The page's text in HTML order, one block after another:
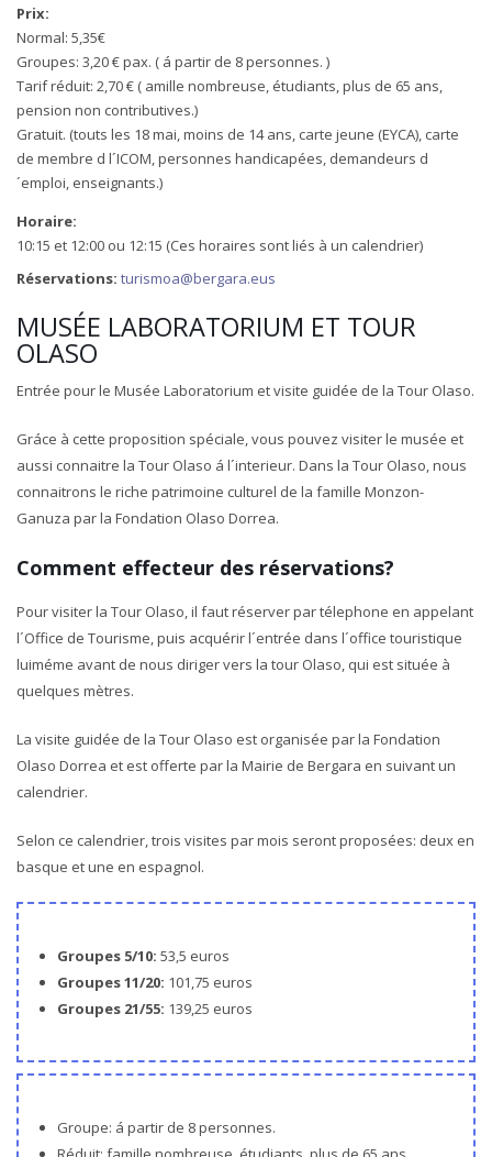
Prix:
Normal: 5,35€
Groupes: 3,20 € pax. ( á partir de 8 personnes. )
Tarif réduit: 2,70 € ( amille nombreuse, étudiants, plus de 65 ans,
pension non contributives.)
Gratuit. (touts les 18 mai, moins de 14 ans, carte jeune (EYCA), carte
de membre d l´ICOM, personnes handicapées, demandeurs d
´emploi, enseignants.)
Horaire:
10:15 et 12:00 ou 12:15 (Ces horaires sont liés à un calendrier)
Réservations: turismoa@bergara.eus
MUSÉE LABORATORIUM ET TOUR
OLASO
Entrée pour le Musée Laboratorium et visite guidée de la Tour Olaso.
Gráce à cette proposition spéciale, vous pouvez visiter le musée et
aussi connaitre la Tour Olaso á l´interieur. Dans la Tour Olaso, nous
connaitrons le riche patrimoine culturel de la famille Monzon-
Ganuza par la Fondation Olaso Dorrea.
Comment effecteur des réservations?
Pour visiter la Tour Olaso, il faut réserver par télephone en appelant
l´Office de Tourisme, puis acquérir l´entrée dans l´office touristique
luiméme avant de nous diriger vers la tour Olaso, qui est située à
quelques mètres.
La visite guidée de la Tour Olaso est organisée par la Fondation
Olaso Dorrea et est offerte par la Mairie de Bergara en suivant un
calendrier.
Selon ce calendrier, trois visites par mois seront proposées: deux en
basque et une en espagnol.
Groupes 5/10: 53,5 euros
Groupes11/20: 101,75 euros
Groupes 21/55: 139,25 euros
Groupe: á partir de 8 personnes.